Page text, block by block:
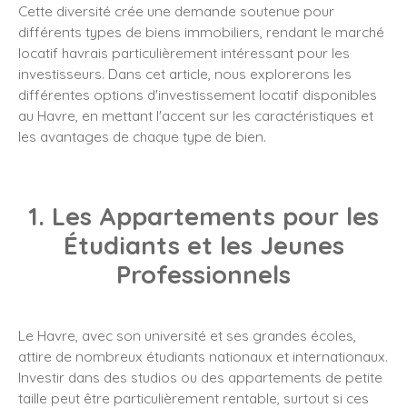
Cette diversité crée une demande soutenue pour
différents types de biens immobiliers, rendant le marché
locatif havrais particulièrement intéressant pour les
investisseurs. Dans cet article, nous explorerons les
différentes options d'investissement locatif disponibles
au Havre, en mettant l'accent sur les caractéristiques et
les avantages de chaque type de bien.
1. Les Appartements pour les
Étudiants et les Jeunes
Professionnels
Le Havre, avec son université et ses grandes écoles,
attire de nombreux étudiants nationaux et internationaux.
Investir dans des studios ou des appartements de petite
taille peut être particulièrement rentable, surtout si ces